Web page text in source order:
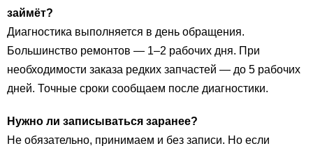
займёт?
Диагностика выполняется в день обращения.
Большинство ремонтов — 1–2 рабочих дня. При
необходимости заказа редких запчастей — до 5 рабочих
дней. Точные сроки сообщаем после диагностики.
Нужно ли записываться заранее?
Не обязательно, принимаем и без записи. Но если